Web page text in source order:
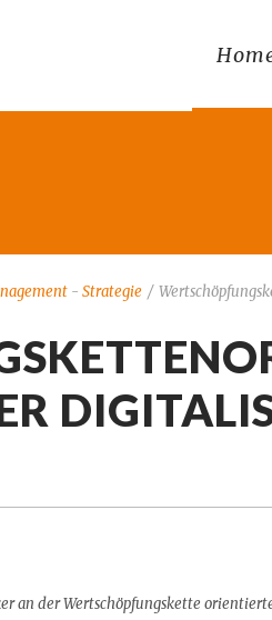
- Strategie /
an der Wertschöpfungskette